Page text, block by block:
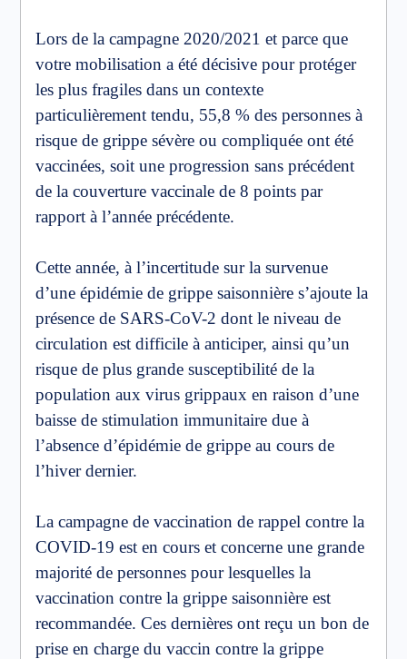
Lors de la campagne 2020/2021 et parce que
votre mobilisation a été décisive pour protéger
les plus fragiles dans un contexte
particulièrement tendu, 55,8 % des personnes à
risque de grippe sévère ou compliquée ont été
vaccinées, soit une progression sans précédent
de la couverture vaccinale de 8 points par
rapport à l’année précédente.
Cette année, à l’incertitude sur la survenue
d’une épidémie de grippe saisonnière s’ajoute la
présence de SARS-CoV-2 dont le niveau de
circulation est difficile à anticiper, ainsi qu’un
risque de plus grande susceptibilité de la
population aux virus grippaux en raison d’une
baisse de stimulation immunitaire due à
l’absence d’épidémie de grippe au cours de
l’hiver dernier.
La campagne de vaccination de rappel contre la
COVID-19 est en cours et concerne une grande
majorité de personnes pour lesquelles la
vaccination contre la grippe saisonnière est
recommandée. Ces dernières ont reçu un bon de
prise en charge du vaccin contre la grippe